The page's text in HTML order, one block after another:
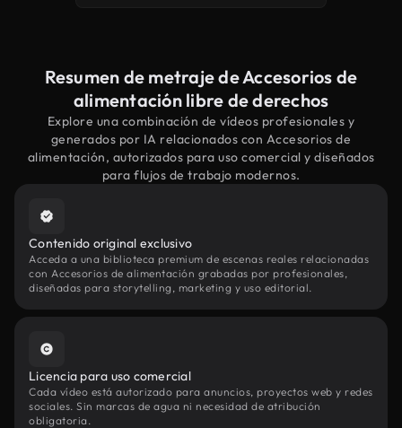
Resumen de metraje de Accesorios de
alimentación libre de derechos
Explore una combinación de vídeos profesionales y
generados por IA relacionados con Accesorios de
alimentación, autorizados para uso comercial y diseñados
para flujos de trabajo modernos.
Contenido original exclusivo
Acceda a una biblioteca premium de escenas reales relacionadas
con Accesorios de alimentación grabadas por profesionales,
diseñadas para storytelling, marketing y uso editorial.
Licencia para uso comercial
Cada vídeo está autorizado para anuncios, proyectos web y redes
sociales. Sin marcas de agua ni necesidad de atribución
obligatoria.